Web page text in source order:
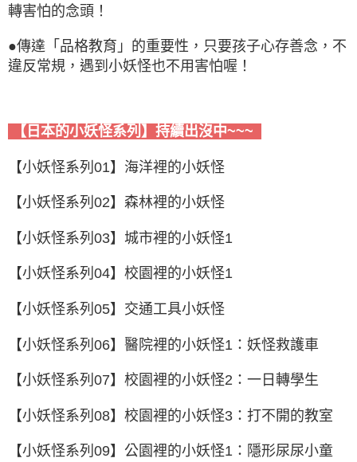
轉害怕的念頭！
●傳達「品格教育」的重要性，只要孩子心存善念，不
違反常規，遇到小妖怪也不用害怕喔！
【日本的小妖怪系列】持續出沒中~~~
【小妖怪系列01】海洋裡的小妖怪
【小妖怪系列02】森林裡的小妖怪
【小妖怪系列03】城市裡的小妖怪1
【小妖怪系列04】校園裡的小妖怪1
【小妖怪系列05】交通工具小妖怪
【小妖怪系列06】醫院裡的小妖怪1：妖怪救護車
【小妖怪系列07】校園裡的小妖怪2：一日轉學生
【小妖怪系列08】校園裡的小妖怪3：打不開的教室
【小妖怪系列09】公園裡的小妖怪1：隱形尿尿小童